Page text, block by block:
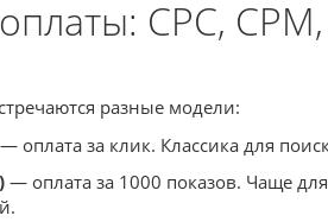
CPC, CPM,
разные модели:
— оплата за клик. Классика для
— оплата за 1000 показов. Чаще для